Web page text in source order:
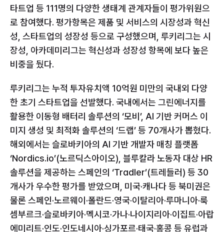
타트업 등 111명의 다양한 생태계 관계자들이 평가위원으
로 참여했다. 평가항목은 제품 및 서비스의 시장성과 혁신
성, 스타트업의 성장성 등으로 구성했으며, 루키리그는 시
장성, 아카데미리그는 혁신성과 성장성 항목에 보다 높은
비중을 뒀다.
루키리그는 누적 투자유치액 10억원 미만의 국내외 다양
한 초기 스타트업을 선발했다. 국내에서는 그린에너지를
활용한 이동형 배터리 솔루션의 ‘모비’, AI 기반 커머스 이
미지 생성 및 최적화 솔루션의 ‘드랩’ 등 70개사가 뽑혔다.
해외에서는 슬로바키아의 AI 기반 개발자 매칭 플랫폼
‘Nordics.io’(노르딕스아이오), 블루칼라 노동자 대상 HR
솔루션을 제공하는 스페인의 ‘Tradler’(트레들러) 등 30
개사가 우수한 평가를 받았으며, 미국·캐나다 등 북미권은
물론 스페인·노르웨이·폴란드·영국·이탈리아·루마니아·룩
셈부르크·슬로바키아·멕시코·가나·나이지리아·이집트·아랍
에미리트·인도·인도네시아·싱가포르·태국·홍콩 등 유럽과